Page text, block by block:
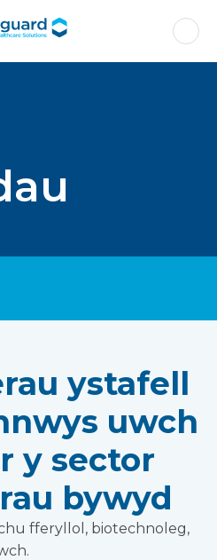
ystafell
uwch
y sector
bywyd
fferyllol, biotechnoleg,